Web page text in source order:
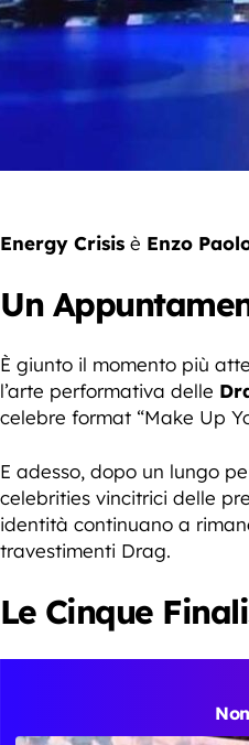
Energy Crisis è Enzo
Un
È giunto il momento più
l’arte performativa delle
celebre format “Make Up
E adesso, dopo un lungo
celebrities vincitrici delle
identità continuano a
travestimenti Drag.
Le Cinque